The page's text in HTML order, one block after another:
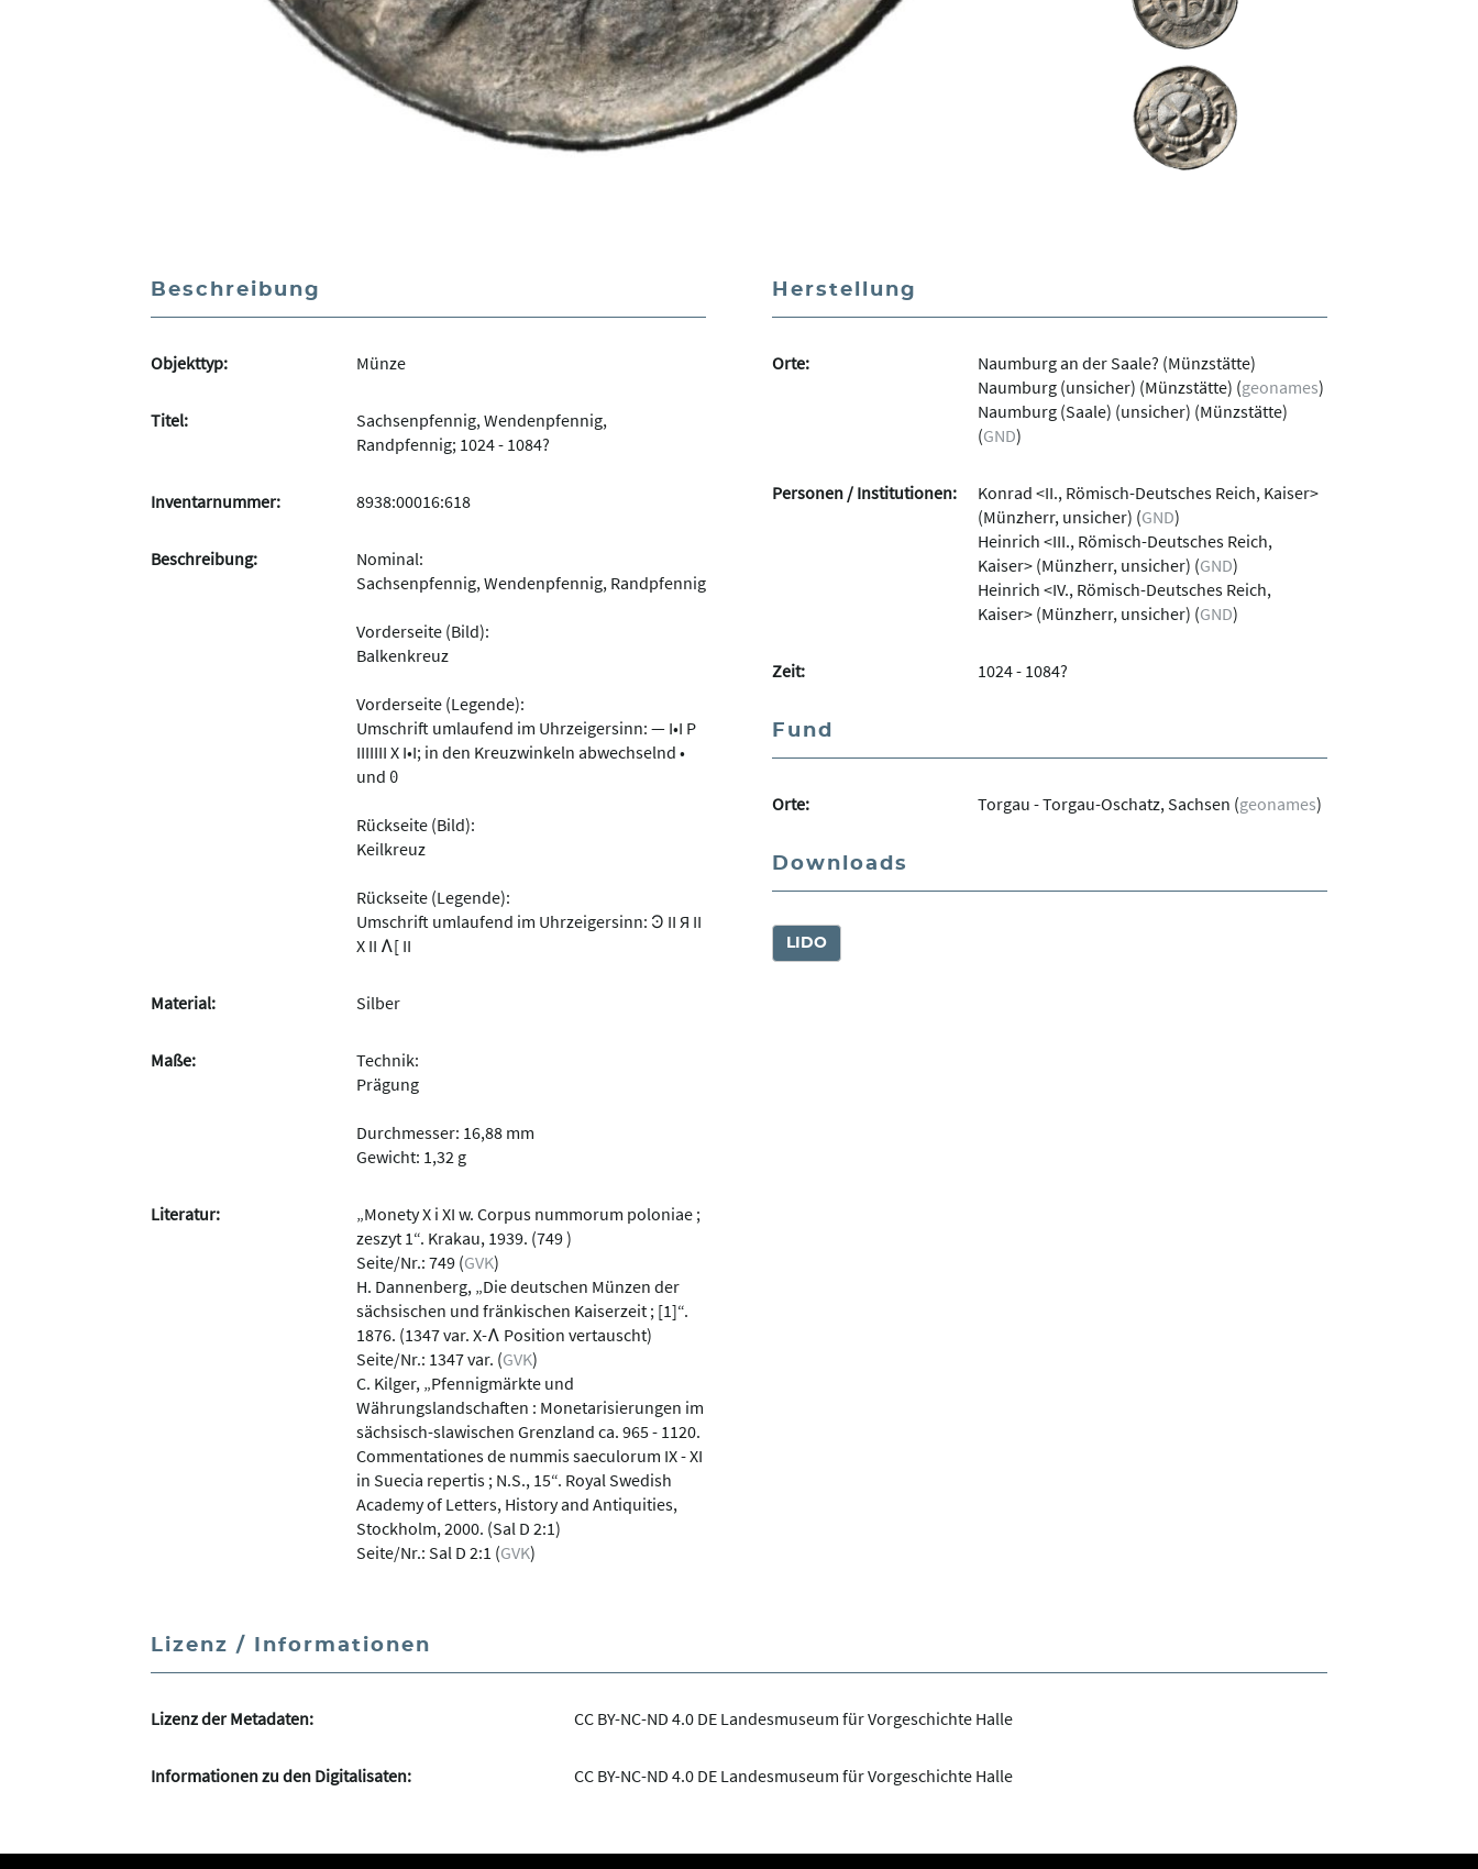
Beschreibung
Objekttyp: Münze
Titel:
Sachsenpfennig, Wendenpfennig,
Randpfennig; 1024 - 1084?
Inventarnummer: 8938:00016:618
Beschreibung:
Nominal:
Sachsenpfennig, Wendenpfennig, Randpfennig
Vorderseite (Bild):
Balkenkreuz
Vorderseite (Legende):
Umschrift umlaufend im Uhrzeigersinn: — I•I P
IIIIIII X I•I; in den Kreuzwinkeln abwechselnd •
und ʘ
Rückseite (Bild):
Keilkreuz
Rückseite (Legende):
Umschrift umlaufend im Uhrzeigersinn: Ͽ II Я II
X II Ʌ[ II
Material: Silber
Maße:
Technik:
Prägung
Durchmesser: 16,88 mm
Gewicht: 1,32 g
Literatur:
„Monety X i XI w. Corpus nummorum poloniae ;
zeszyt 1“. Krakau, 1939. (749 )
Seite/Nr.: 749 (GVK)
H. Dannenberg, „Die deutschen Münzen der
sächsischen und fränkischen Kaiserzeit ; [1]“.
1876. (1347 var. X-Ʌ Position vertauscht)
Seite/Nr.: 1347 var. (GVK)
C. Kilger, „Pfennigmärkte und
Währungslandschaften : Monetarisierungen im
sächsisch-slawischen Grenzland ca. 965 - 1120.
Commentationes de nummis saeculorum IX - XI
in Suecia repertis ; N.S., 15“. Royal Swedish
Academy of Letters, History and Antiquities,
Stockholm, 2000. (Sal D 2:1)
Seite/Nr.: Sal D 2:1 (GVK)
Herstellung
Orte:
Naumburg an der Saale? (Münzstätte)
Naumburg (unsicher) (Münzstätte) (geonames)
Naumburg (Saale) (unsicher) (Münzstätte)
(GND)
Personen / Institutionen:
Konrad <II., Römisch-Deutsches Reich, Kaiser>
(Münzherr, unsicher) (GND)
Heinrich <III., Römisch-Deutsches Reich,
Kaiser> (Münzherr, unsicher) (GND)
Heinrich <IV., Römisch-Deutsches Reich,
Kaiser> (Münzherr, unsicher) (GND)
Zeit: 1024 - 1084?
Fund
Orte: Torgau - Torgau-Oschatz, Sachsen (geonames)
Downloads
LIDO
Lizenz / Informationen
Lizenz der Metadaten: CC BY-NC-ND 4.0 DE Landesmuseum für Vorgeschichte Halle
Informationen zu den Digitalisaten: CC BY-NC-ND 4.0 DE Landesmuseum für Vorgeschichte Halle